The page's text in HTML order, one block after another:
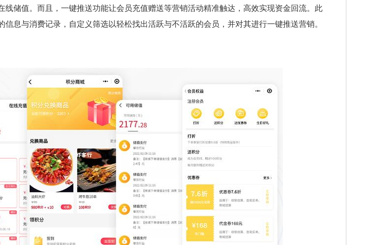
线储值。而且，一键推送功能让会员充值赠送等营销活动精准触达，高效实现资金回流。此
信息与消费记录，自定义筛选以轻松找出活跃与不活跃的会员，并对其进行一键推送营销。